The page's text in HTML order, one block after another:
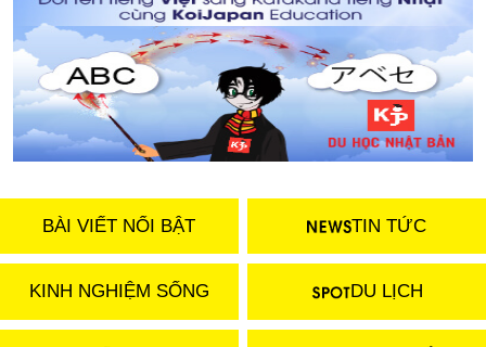
BÀI VIẾT NỔI BẬT TIN TỨC
KINH NGHIỆM SỐNG DU LỊCH